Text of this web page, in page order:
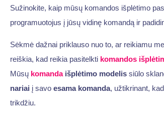
Sužinokite, kaip mūsų komandos išplėtimo
programuotojus į jūsų vidinę komandą ir
Sėkmė dažnai priklauso nuo to, ar reikiamu
reiškia, kad reikia pasitelkti komandos
Mūsų komandaišplėtimo modelissiūlo
nariai į savo esama komanda, užtikrinant,
trikdžiu.